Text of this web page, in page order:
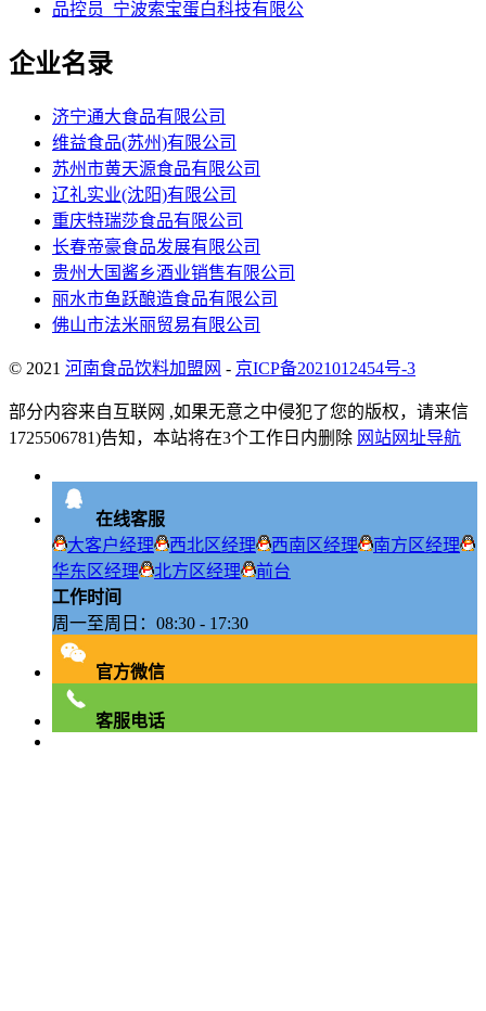
品控员_宁波索宝蛋白科技有限公
企业名录
济宁通大食品有限公司
维益食品(苏州)有限公司
苏州市黄天源食品有限公司
辽礼实业(沈阳)有限公司
重庆特瑞莎食品有限公司
长春帝豪食品发展有限公司
贵州大国酱乡酒业销售有限公司
丽水市鱼跃酿造食品有限公司
佛山市法米丽贸易有限公司
© 2021 河南食品饮料加盟网 - 京ICP备2021012454号-3
部分内容来自互联网 ,如果无意之中侵犯了您的版权，请来信
1725506781)告知，本站将在3个工作日内删除 网站网址导航
在线客服
大客户经理
西北区经理 西南区经理
南方区经理
华东区经理
北方区经理
前台
工作时间
周一至周日：08:30 - 17:30
官方微信
客服电话